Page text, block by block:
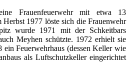
Frauenfeuerwehr mit etwa 13
1977 löste sich die Frauenwehr
wurde 1971 mit der Schkeitbars
Meyhen schützte. 1972 erhielt sie
ein Feuerwehrhaus (dessen Keller wie
als Luftschutzkeller eingerichtet